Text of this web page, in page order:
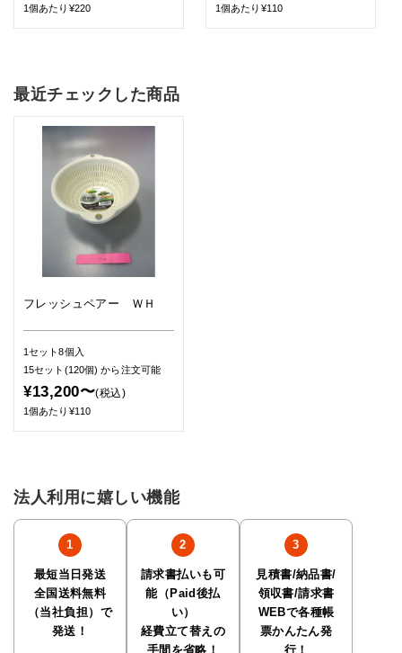
1個あたり¥220 1個あたり¥110
最近チェックした商品
フレッシュペアー ＷＨ
1セット8個入
15セット(120個)から注文可能
¥13,200〜(税込)
1個あたり¥110
法人利用に嬉しい機能
最短当日発送
全国送料無料
（当社負担）で
発送！
請求書払いも可
能（Paid後払
い）
経費立て替えの
手間を省略！
見積書/納品書/
領収書/請求書
WEBで各種帳
票かんたん発
行！